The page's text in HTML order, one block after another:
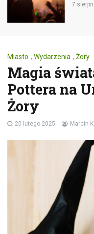
7
Miasto , Wydarzenia , Żory
Magia
Pottera na
Żory
20 lutego 2025 Marcin